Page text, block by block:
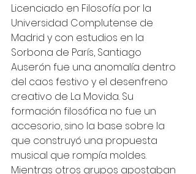
Licenciado en Filosofía por la
Universidad Complutense de
Madrid y con estudios en la
Sorbona de París, Santiago
Auserón fue una anomalía dentro
del caos festivo y el desenfreno
creativo de La Movida. Su
formación filosófica no fue un
accesorio, sino la base sobre la
que construyó una propuesta
musical que rompía moldes.
Mientras otros grupos apostaban